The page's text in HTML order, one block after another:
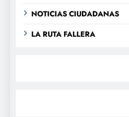
NOTICIAS CIUDADANAS
LA RUTA FALLERA